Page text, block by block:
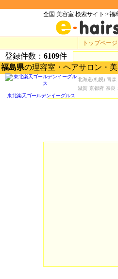
全国 美容室 検索サイト:>福
登録件数： 6109件
福島県の理容室・ヘアサロン・
北海道(札幌) 青森
滋賀 京都府 奈良
トップページ
東北楽天ゴールデンイーグルス